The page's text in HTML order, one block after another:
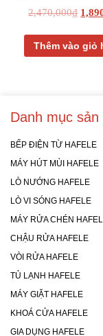
2,470,000₫
Thêm vào giỏ
Danh mục sản
BẾP ĐIỆN TỪ HAFELE
MÁY HÚT MÙI HAFELE
LÒ NƯỚNG HAFELE
LÒ VI SÓNG HAFELE
MÁY RỬA CHÉN
CHẬU RỬA HAFELE
VÒI RỬA HAFELE
TỦ LẠNH HAFELE
MÁY GIẶT HAFELE
KHOÁ CỬA HAFELE
GIA DỤNG HAFELE